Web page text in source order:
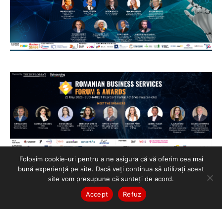
Folosim cookie-uri pentru a ne asigura că vă oferim cea mai
bună experiență pe site. Dacă veți continua să utilizați acest
site vom presupune că sunteți de acord.
Accept
Refuz